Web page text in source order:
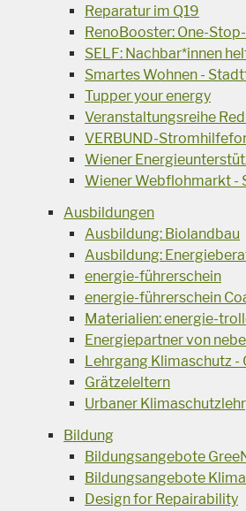
Reparatur im Q19
RenoBooster: One-
SELF: Nachbar*innen
Smartes Wohnen -
Tupper your energy
Veranstaltungsreihe
VERBUND-
Wiener
Wiener Webflohmarkt -
Ausbildungen
Ausbildung: Biolandbau
Ausbildung:
energie-führerschein
energie-führerschein
Materialien: energie-
Energiepartner von
Lehrgang Klimaschutz -
Grätzeleltern
Urbaner
Bildung
Bildungsangebote
Bildungsangebote
Design for Repairability